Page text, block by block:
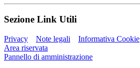
Sezione Link Utili
Privacy Note legali
Informativa Cookie
Area riservata
Pannello di amministrazione